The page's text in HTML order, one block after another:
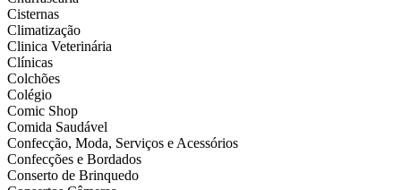
Cisternas
Climatização
Clinica Veterinária
Clínicas
Colchões
Colégio
Comic Shop
Comida Saudável
Confecção, Moda, Serviços e Acessórios
Confecções e Bordados
Conserto de Brinquedo